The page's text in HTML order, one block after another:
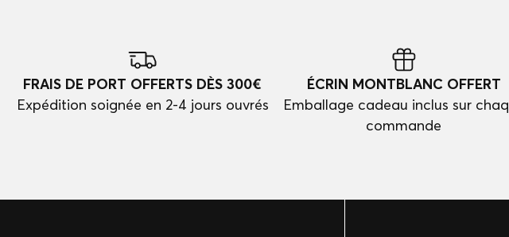
FRAIS DE PORT OFFERTS DÈS 300€
Expédition soignée en 2-4 jours ouvrés
ÉCRIN MONTBLANC OFFERT
Emballage cadeau inclus sur
commande